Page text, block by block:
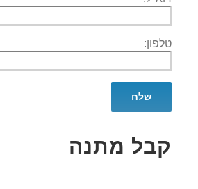
טלפון:
קבל מתנה